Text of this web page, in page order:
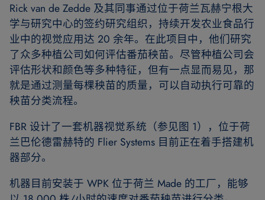
Rick van de Zedde 及其同事通过位于荷兰瓦赫宁根大
学与研究中心的签约研究组织，持续开发农业食品行
业中的视觉应用达 20 余年。在此项目中，他们研究
了众多种植公司如何评估番茄秧苗。尽管种植公司会
评估形状和颜色等多种特征，但有一点显而易见，那
就是通过测量每棵秧苗的质量，可以自动执行可靠的
秧苗分类流程。
FBR 设计了一套机器视觉系统（参见图 1），位于荷
兰巴伦德雷赫特的 Flier Systems 目前正在着手搭建机
器部分。
机器目前安装于 WPK 位于荷兰 Made 的工厂，能够